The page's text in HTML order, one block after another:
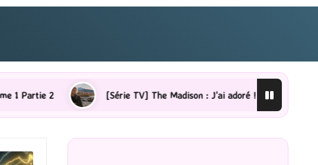
[Série TV] The Madison : J’ai adoré ! [Lecture] La femme de